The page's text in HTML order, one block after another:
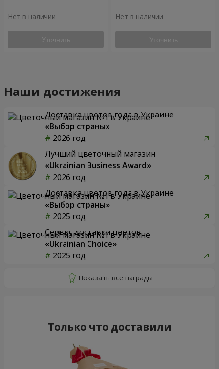
Нет в наличии
Уточнить
Нет в наличии
Уточнить
Наши достижения
Доставка цветов года в Украине
«Выбор страны»
2026 год
Лучший цветочный магазин
«Ukrainian Business Award»
2026 год
Доставка цветов года в Украине
«Выбор страны»
2025 год
Сервис доставки цветов
«Ukrainian Choice»
2025 год
Только что доставили